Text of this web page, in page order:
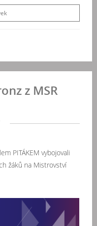
z MSR
PITÁKEM vybojovali
žáků na Mistrovství